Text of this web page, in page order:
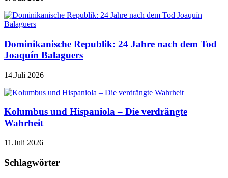
Dominikanische Republik: 24 Jahre nach dem Tod
Joaquín Balaguers
14.Juli 2026
Kolumbus und Hispaniola – Die verdrängte
Wahrheit
11.Juli 2026
Schlagwörter